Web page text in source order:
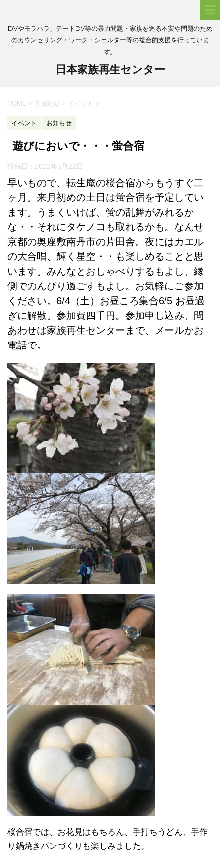
DVやモラハラ、デートDV等の暴力問題・家族を巡る不安や問題のため
のカウンセリング・ワーク・シェルター等の複合的支援を行っていま
す。
日本家族再生センター
HOME > 支援記録 > イベント >
イベント お知らせ
遊びにおいで・・・蛍合宿
投稿日： 2022年5月22日
早いもので、転生庵の桜合宿からもうすぐ二
ヶ月。来月初めの土日は蛍合宿を予定してい
ます。うまくいけば、蛍の乱舞がみれるか
な・・それにタケノコも取れるかも。なんせ
京都の奥座敷南丹市の片田舎。夜にはカエル
の大合唱、輝く星空・・も楽しめることと思
います。みんなとおしゃべりするもよし、縁
側でのんびり過ごすもよし。お気軽にご参加
ください。6/4（土）お昼ころ集合6/5 お昼過
ぎに解散。参加費四千円。参加申し込み、問
あわせは家族再生センターまで、メールかお
電話で。
桜合宿では、お花見はもちろん、手打ちうどん、手作
り鍋焼きパンづくりも楽しみました。